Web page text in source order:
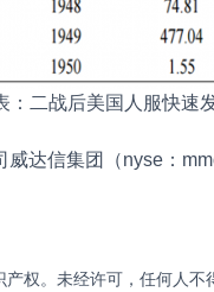
：二战后美国人服快速
达信集团（nyse：
权。未经许可，任何人